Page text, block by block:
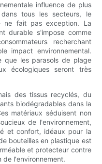
influence de plus
tous les secteurs, le
ne fait pas exception. La
durable s'impose comme
recherchant
impact environnemental.
que les parasols de plage
écologiques seront très
des tissus recyclés, du
biodégradables dans la
matériaux séduisent non
de l'environnement,
et confort, idéaux pour la
bouteilles en plastique est
et protecteur contre
de l'environnement.